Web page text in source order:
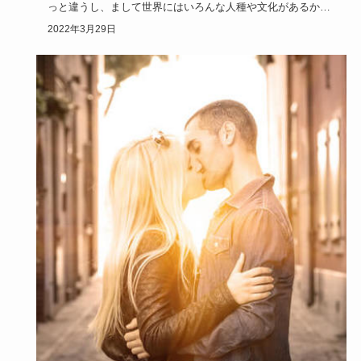
っと違うし、まして世界にはいろんな人種や文化があるか
ら、美人の定義は…
2022年3月29日